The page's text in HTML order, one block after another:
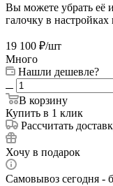
Вы можете убрать её
галочку в
19 100 ₽/шт
Много
Нашли дешевле?
В корзину
Купить в 1 клик
Рассчитать
Хочу в подарок
Самовывоз сегодня -